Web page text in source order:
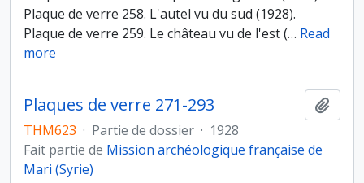
Plaque de verre 258. L'autel vu du sud (1928).
Plaque de verre 259. Le château vu de l'est (… Read
more
Plaques de verre 271-293
THM623 · Partie de dossier · 1928
Fait partie de Mission archéologique française de
Mari (Syrie)